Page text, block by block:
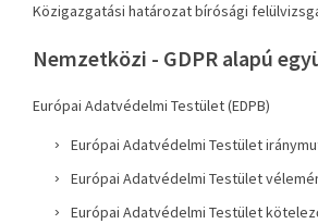
Közigazgatási határozat bírósági
Nemzetközi - GDPR alapú
Európai Adatvédelmi Testület (EDPB)
Európai Adatvédelmi Testület
Európai Adatvédelmi Testület
Európai Adatvédelmi Testület